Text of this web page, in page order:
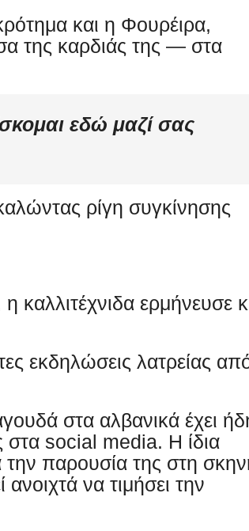
και η Φουρέιρα,
της καρδιάς της — στα
εδώ μαζί σας
ρίγη συγκίνησης
καλλιτέχνιδα ερμήνευσε
εκδηλώσεις λατρείας
στα αλβανικά έχει
στα social media. Η ίδια
την παρουσία της στη
να τιμήσει την